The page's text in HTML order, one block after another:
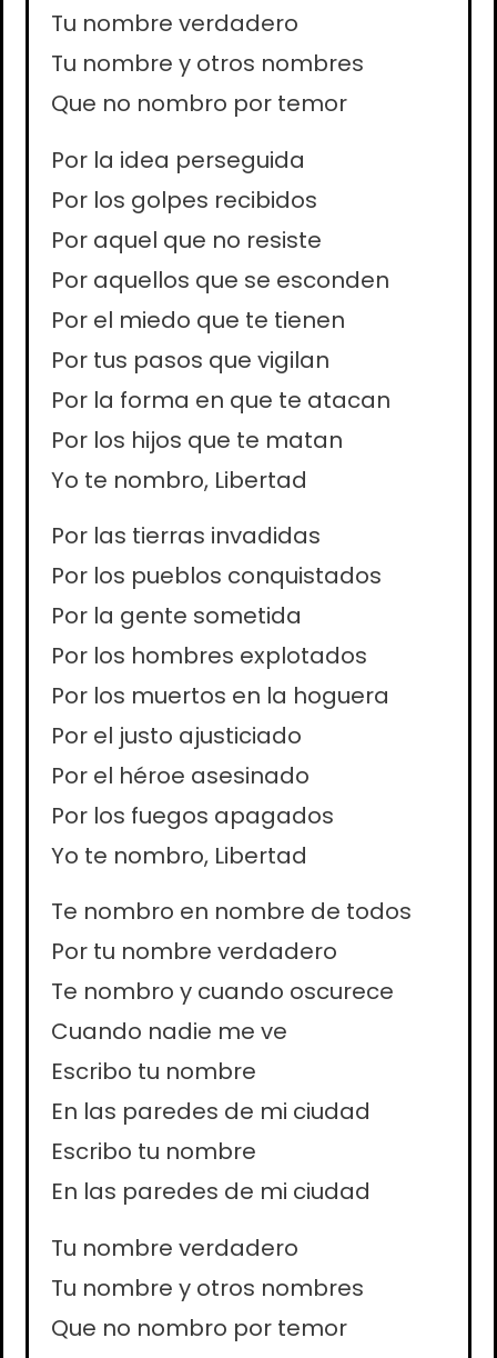
Tu nombre verdadero
Tu nombre y otros nombres
Que no nombro por temor
Por la idea perseguida
Por los golpes recibidos
Por aquel que no resiste
Por aquellos que se esconden
Por el miedo que te tienen
Por tus pasos que vigilan
Por la forma en que te atacan
Por los hijos que te matan
Yo te nombro, Libertad
Por las tierras invadidas
Por los pueblos conquistados
Por la gente sometida
Por los hombres explotados
Por los muertos en la hoguera
Por el justo ajusticiado
Por el héroe asesinado
Por los fuegos apagados
Yo te nombro, Libertad
Te nombro en nombre de todos
Por tu nombre verdadero
Te nombro y cuando oscurece
Cuando nadie me ve
Escribo tu nombre
En las paredes de mi ciudad
Escribo tu nombre
En las paredes de mi ciudad
Tu nombre verdadero
Tu nombre y otros nombres
Que no nombro por temor